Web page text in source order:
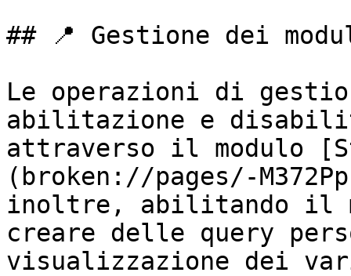
## 📍 Gestione dei
Le operazioni di
abilitazione e
attraverso il modulo
(broken://pages/-
inoltre, abilitando il
creare delle query
visualizzazione dei